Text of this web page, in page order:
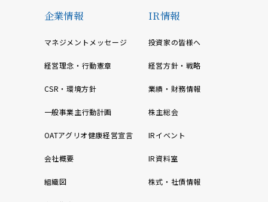
企業情報
マネジメントメッセージ
経営理念・行動憲章
CSR・環境方針
一般事業主行動計画
OATアグリオ健康経営宣言
会社概要
組織図
IR情報
投資家の皆様へ
経営方針・戦略
業績・財務情報
株主総会
IRイベント
IR資料室
株式・社債情報